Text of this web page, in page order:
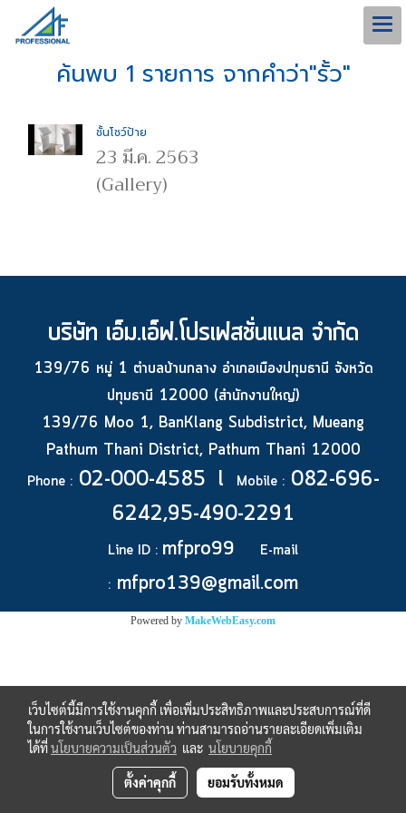
ค้นพบ 1 รายการ จากคำว่า"รั้ว"
ชั้นโชว์ป้าย
23 มี.ค. 2563
(Gallery)
บริษัท เอ็ม.เอ็ฟ.โปรเฟสชั่นแนล จำกัด
139/76 หมู่ 1 ตำบลบ้านกลาง อำเภอเมืองปทุมธานี จังหวัด
ปทุมธานี 12000 (สำนักงานใหญ่)
139/76 Moo 1, BanKlang Subdistrict, Mueang
Pathum Thani District, Pathum Thani 12000
Phone :02-000-4585 l Mobile :082-696-
6242,95-490-2291
Line ID : mfpro99
E-mail
: mfpro139@gmail.com
Powered by MakeWebEasy.com
เว็บไซต์นี้มีการใช้งานคุกกี้ เพื่อเพิ่มประสิทธิภาพและประสบการณ์ที่ดี
ในการใช้งานเว็บไซต์ของท่าน ท่านสามารถอ่านรายละเอียดเพิ่มเติม
ได้ที่นโยบายความเป็นส่วนตัว และ นโยบายคุกกี้
ตั้งค่าคุกกี้ ยอมรับทั้งหมด